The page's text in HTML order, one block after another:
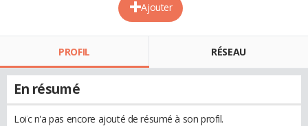
Ajouter
PROFIL RÉSEAU
En résumé
Loïc n'a pas encore ajouté de résumé à son profil.